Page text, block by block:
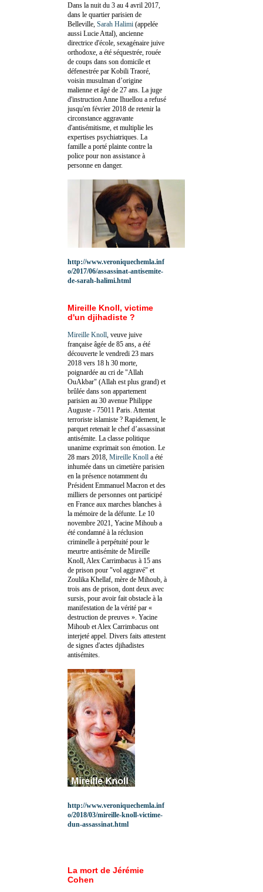
Dans la nuit du 3 au 4 avril 2017,
dans le quartier parisien de
Belleville, Sarah Halimi (appelée
aussi Lucie Attal), ancienne
directrice d'école, sexagénaire juive
orthodoxe, a été séquestrée, rouée
de coups dans son domicile et
défenestrée par Kobili Traoré,
voisin musulman d’origine
malienne et âgé de 27 ans. La juge
d'instruction Anne Ihuellou a refusé
jusqu'en février 2018 de retenir la
circonstance aggravante
d'antisémitisme, et multiplie les
expertises psychiatriques. La
famille a porté plainte contre la
police pour non assistance à
personne en danger.
http://www.veroniquechemla.inf
o/2017/06/assassinat-antisemite-
de-sarah-halimi.html
Mireille Knoll, victime
d'un djihadiste ?
Mireille Knoll , veuve juive
française âgée de 85 ans, a été
découverte le vendredi 23 mars
2018 vers 18 h 30 morte,
poignardée au cri de "Allah
OuAkbar" (Allah est plus grand) et
brûlée dans son appartement
parisien au 30 avenue Philippe
Auguste - 75011 Paris. Attentat
terroriste islamiste ? Rapidement, le
parquet retenait le chef d’assassinat
antisémite. La classe politique
unanime exprimait son émotion. Le
28 mars 2018, Mireille Knoll a été
inhumée dans un cimetière parisien
en la présence notamment du
Président Emmanuel Macron et des
milliers de personnes ont participé
en France aux marches blanches à
la mémoire de la défunte. Le 10
novembre 2021, Yacine Mihoub a
été condamné à la réclusion
criminelle à perpétuité pour le
meurtre antisémite de Mireille
Knoll, Alex Carrimbacus à 15 ans
de prison pour "vol aggravé" et
Zoulika Khellaf, mère de Mihoub, à
trois ans de prison, dont deux avec
sursis, pour avoir fait obstacle à la
manifestation de la vérité par «
destruction de preuves ». Yacine
Mihoub et Alex Carrimbacus ont
interjeté appel. Divers faits attestent
de signes d'actes djihadistes
antisémites.
http://www.veroniquechemla.inf
o/2018/03/mireille-knoll-victime-
dun-assassinat.html
La mort de Jérémie
Cohen